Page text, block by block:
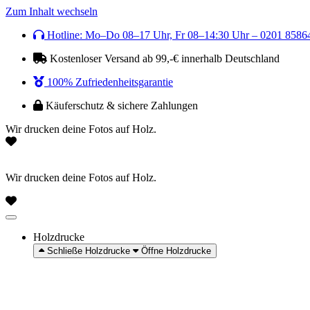
Zum Inhalt wechseln
Hotline: Mo–Do 08–17 Uhr, Fr 08–14:30 Uhr – 0201
Kostenloser Versand ab 99,-€ innerhalb Deutschland
100% Zufriedenheitsgarantie
Käuferschutz & sichere Zahlungen
Wir drucken deine Fotos auf Holz.
Wir drucken deine Fotos auf Holz.
Holzdrucke
Schließe Holzdrucke Öffne Holzdrucke